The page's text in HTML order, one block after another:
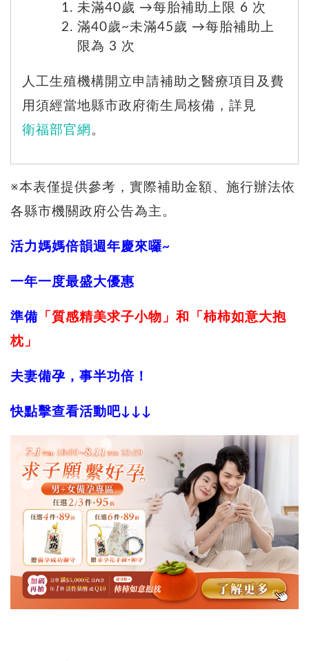
未滿40歲 →每胎補助上限 6 次
滿40歲~未滿45歲 →每胎補助上
限為 3 次
人工生殖機構開立申請補助之醫療項目及費
用須經當地縣市政府衛生局核備，詳見
衛福部官網 。
※本表僅提供參考，實際補助金額、施行辦法依
各縣市機關政府公告為主。
活力媽媽倍韻週年慶來囉~
一年一度最盛大優惠
準備 「質感精美求子小物」和「柿柿如意大抱
枕」
夫妻備孕，事半功倍！
快點擊查看活動吧↓↓↓